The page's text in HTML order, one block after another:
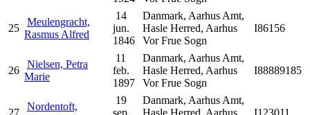
25
Meulengracht,
Rasmus Alfred
14
jun.
1846
Danmark, Aarhus Amt,
Hasle Herred, Aarhus
Vor Frue Sogn
I86156
26
Nielsen, Petra
Marie
11
feb.
1897
Danmark, Aarhus Amt,
Hasle Herred, Aarhus
Vor Frue Sogn
I88889185
27
Nordentoft,
19
sep.
Danmark, Aarhus Amt,
Hasle Herred, Aarhus
I123011